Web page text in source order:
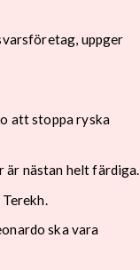
uppger
att stoppa ryska
är nästan helt färdiga.
ska vara